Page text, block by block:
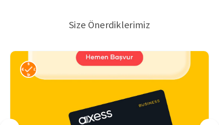
Size Önerdiklerimiz